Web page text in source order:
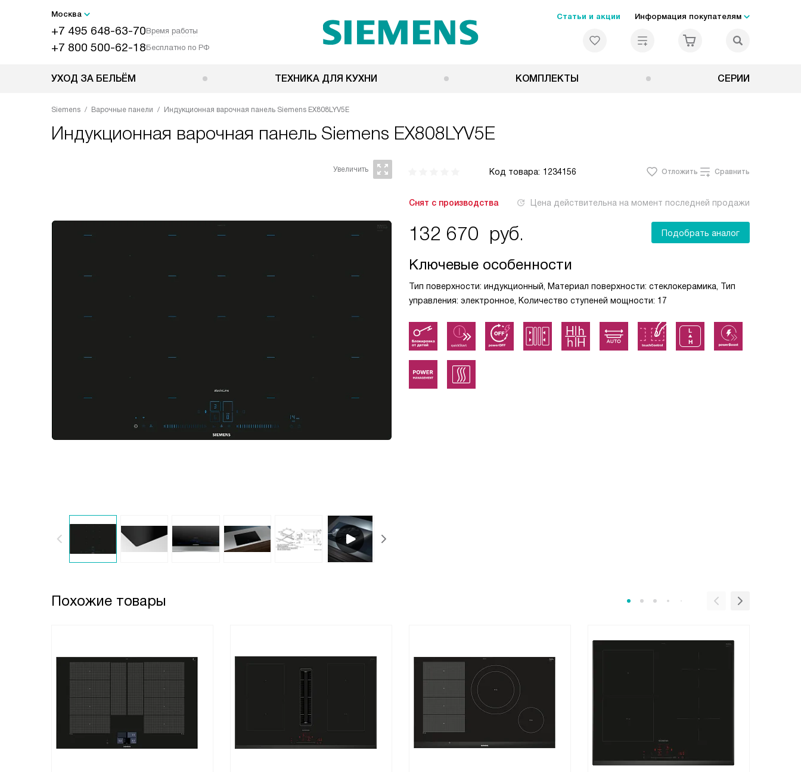
Москва
+7 495 648-63-70Время работы
+7 800 500-62-18Бесплатно по РФ
Статьи и акции Информация покупателям
УХОД ЗА БЕЛЬЁМ ТЕХНИКА ДЛЯ КУХНИ КОМПЛЕКТЫ СЕРИИ
Siemens Варочные панели Индукционная варочная панель Siemens EX808LYV5E
Индукционная варочная панель Siemens EX808LYV5E
Код товара: 1234156 Отложить Сравнить
Снят с производства Цена действительна на момент последней продажи
132 670 руб. Подобрать аналог
Ключевые особенности
Тип поверхности: индукционный, Материал поверхности: стеклокерамика, Тип
управления: электронное, Количество ступеней мощности: 17
Похожие товары